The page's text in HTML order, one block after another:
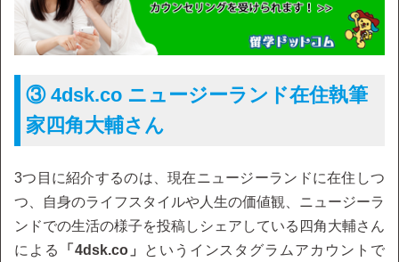
③ 4dsk.co ニュージーランド在住執筆
家四角大輔さん
3つ目に紹介するのは、現在ニュージーランドに在住しつ
つ、自身のライフスタイルや人生の価値観、ニュージーラ
ンドでの生活の様子を投稿しシェアしている四角大輔さん
による
「4dsk.co」
というインスタグラムアカウントで